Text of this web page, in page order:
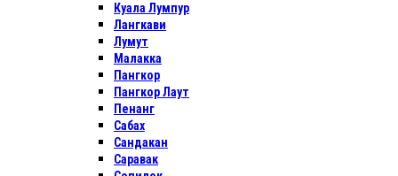
Куала Лумпур
Лангкави
Лумут
Малакка
Пангкор
Пангкор Лаут
Пенанг
Сабах
Сандакан
Саравак